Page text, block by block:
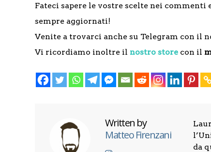
Fateci sapere le vostre scelte nei
sempre aggiornati!
Venite a trovarci anche su Telegram con il
Vi ricordiamo inoltre il nostro store con il
Written by
Matteo Firenzani
da